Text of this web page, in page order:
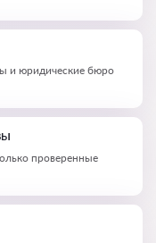
и юридические бюро
проверенные